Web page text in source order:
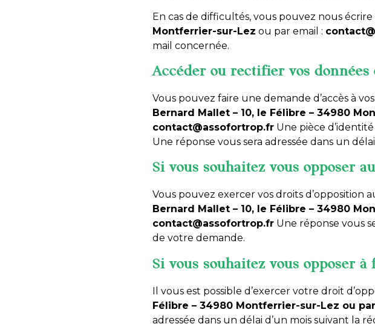
En cas de difficultés, vous pouvez nous écrire
Montferrier-sur-Lez ou par email :
mail concernée.
Accéder ou rectifier vos données
Vous pouvez faire une demande d’accès à
Bernard Mallet – 10, le Félibre – 34980
contact@assofortrop.fr Une pièce
Une réponse vous sera adressée dans un
Si vous souhaitez vous opposer
Vous pouvez exercer vos droits d’opposition
Bernard Mallet – 10, le Félibre – 34980
contact@assofortrop.fr Une réponse vous
de votre demande.
Si vous souhaitez vous opposer
Il vous est possible d’exercer votre droit
Félibre – 34980 Montferrier-sur-Lez ou
adressée dans un délai d’un mois suivant la